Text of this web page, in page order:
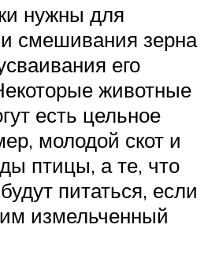
нужны для
смешивания зерна
его
животные
есть цельное
молодой скот и
птицы, а те, что
питаться, если
измельченный